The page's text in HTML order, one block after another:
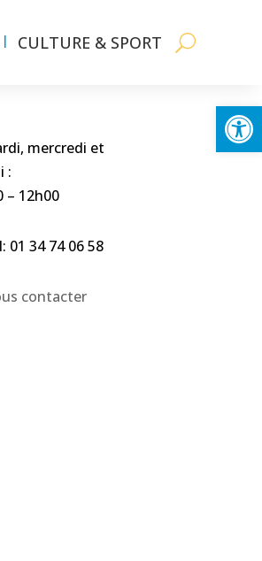
Ouvrir
CULTURE & SPORT
mercredi et
:
– 12h00
01 34 74 06 58
contacter